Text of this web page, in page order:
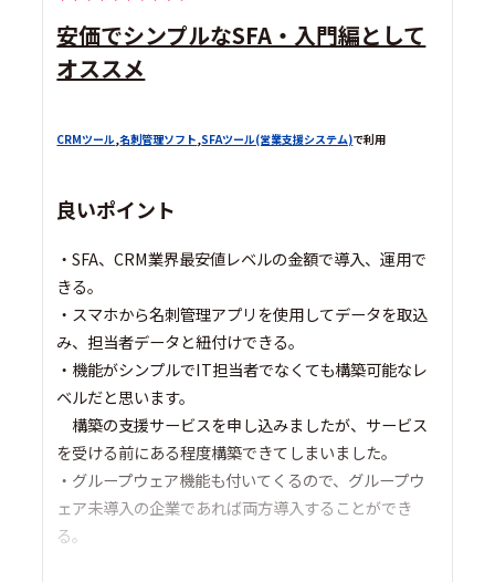
安価でシンプルなSFA・入門編として
オススメ
CRMツール ,名刺管理ソフト ,SFAツール(営業支援システム)で利用
良いポイント
・SFA、CRM業界最安値レベルの金額で導入、運用で
きる。
・スマホから名刺管理アプリを使用してデータを取込
み、担当者データと紐付けできる。
・機能がシンプルでIT担当者でなくても構築可能なレ
ベルだと思います。
構築の支援サービスを申し込みましたが、サービス
を受ける前にある程度構築できてしまいました。
・グループウェア機能も付いてくるので、グループウ
ェア未導入の企業であれば両方導入することができ
る。